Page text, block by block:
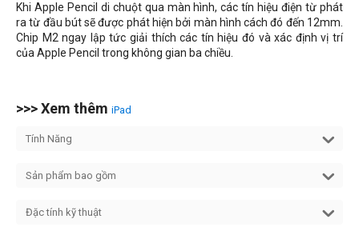
Khi Apple Pencil di chuột qua màn hình, các tín hiệu điện từ phát
ra từ đầu bút sẽ được phát hiện bởi màn hình cách đó đến 12mm.
Chip M2 ngay lập tức giải thích các tín hiệu đó và xác định vị trí
của Apple Pencil trong không gian ba chiều.
>>> Xem thêm iPad
Tính Năng
Sản phẩm bao gồm
Đặc tính kỹ thuật